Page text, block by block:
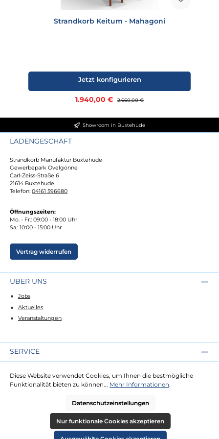
Strandkorb Keitum - Mahagoni
Verkaufspreis:
1.940,00 € Regulärer Preis:
2.660,00 €
Jetzt konfigurieren
Showroom in Buxtehude
LADENGESCHÄFT
Strandkorb Manufaktur Buxtehude
Gewerbepark Ovelgönne
Carl-Zeiss-Straße 6
21614 Buxtehude
Telefon: 04161 596680
Öffnungszeiten:
Mo. - Fr.: 09:00 - 18:00 Uhr
Sa.: 10:00 - 15:00 Uhr
Vertrag widerrufen
ÜBER UNS
Jobs
Aktuelles
Veranstaltungen
SERVICE
Lieferung
Zahlung
RECHTLICHES
Diese Website verwendet Cookies, um Ihnen die bestmögliche
Funktionalität bieten zu können... Mehr Informationen.
Datenschutzeinstellungen
Nur funktionale Cookies akzeptieren